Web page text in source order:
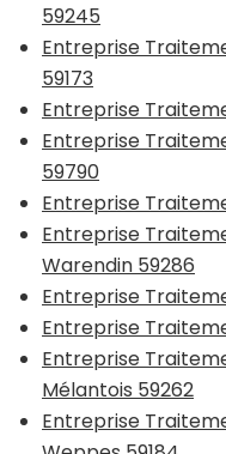
59245
Entreprise
59173
Entreprise
Entreprise
59790
Entreprise
Entreprise
Warendin 59286
Entreprise
Entreprise
Entreprise
Mélantois 59262
Entreprise